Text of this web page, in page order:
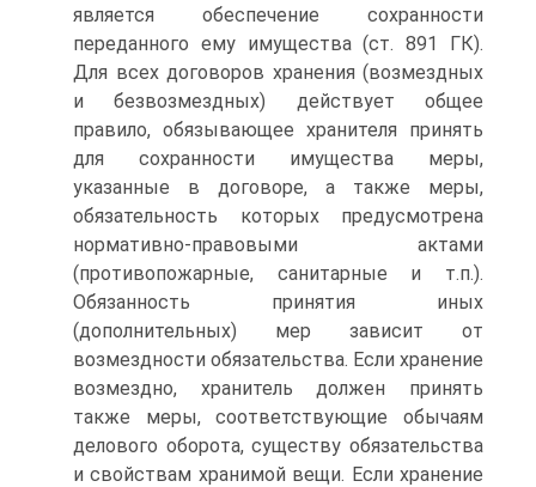
является обеспечение сохранности
переданного ему имущества (ст. 891 ГК).
Для всех договоров хранения (возмездных
и безвозмездных) действует общее
правило, обязывающее хранителя принять
для сохранности имущества меры,
указанные в договоре, а также меры,
обязательность которых предусмотрена
нормативно-правовыми актами
(противопожарные, санитарные и т.п.).
Обязанность принятия иных
(дополнительных) мер зависит от
возмездности обязательства. Если хранение
возмездно, хранитель должен принять
также меры, соответствующие обычаям
делового оборота, существу обязательства
и свойствам хранимой вещи. Если хранение